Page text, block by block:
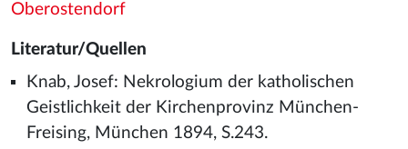
Oberostendorf
Literatur/Quellen
Knab, Josef: Nekrologium der katholischen
Geistlichkeit der Kirchenprovinz München-
Freising, München 1894, S.243.